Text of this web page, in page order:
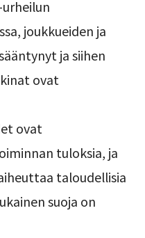
joukkueiden ja
ja siihen
ovat
ovat
tuloksia, ja
taloudellisia
suoja on